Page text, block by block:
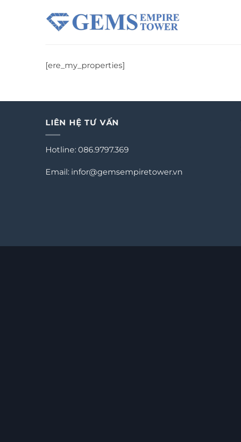
[ere_my_properties]
LIÊN HỆ TƯ VẤN
Hotline: 086.9797.369
Email: infor@gemsempiretower.vn